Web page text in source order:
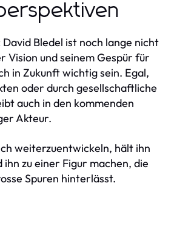
David Bledel ist noch lange nicht
Vision und seinem Gespür für
in Zukunft wichtig sein. Egal,
oder durch gesellschaftliche
auch in den kommenden
Akteur.
weiterzuentwickeln, hält ihn
zu einer Figur machen, die
Spuren hinterlässt.